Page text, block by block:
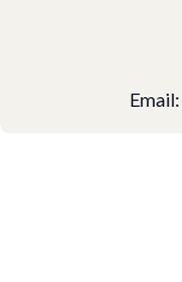
Email: